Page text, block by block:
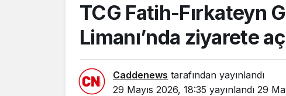
TCG Fatih-Fırkateyn
Limanı’nda ziyarete
Caddenews tarafından yayınlandı
29 Mayıs 2026, 18:35 yayınlandı 29